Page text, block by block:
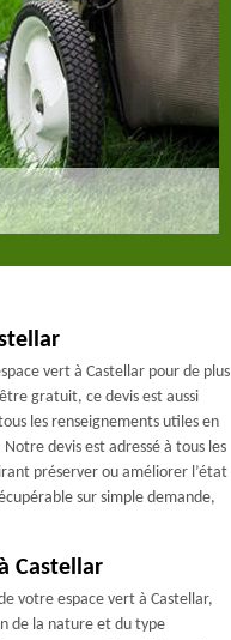
vert à Castellar pour de plus
gratuit, ce devis est aussi
les renseignements utiles en
devis est adressé à tous les
préserver ou améliorer l’état
sur simple demande,
Castellar
votre espace vert à Castellar,
de la nature et du type